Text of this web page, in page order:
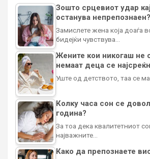
Зошто срцевиот удар
останува непрепознаен?
Замислете жена која доаѓа
бидејќи чувствува…
Жените кои никогаш не
немаат деца се
Уште од детството, таа се
Колку часа сон се
година?
За тоа дека квалитетниот
најважните…
Како да препознаете